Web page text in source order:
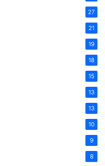
27
21
19
18
15
13
13
10
9
8